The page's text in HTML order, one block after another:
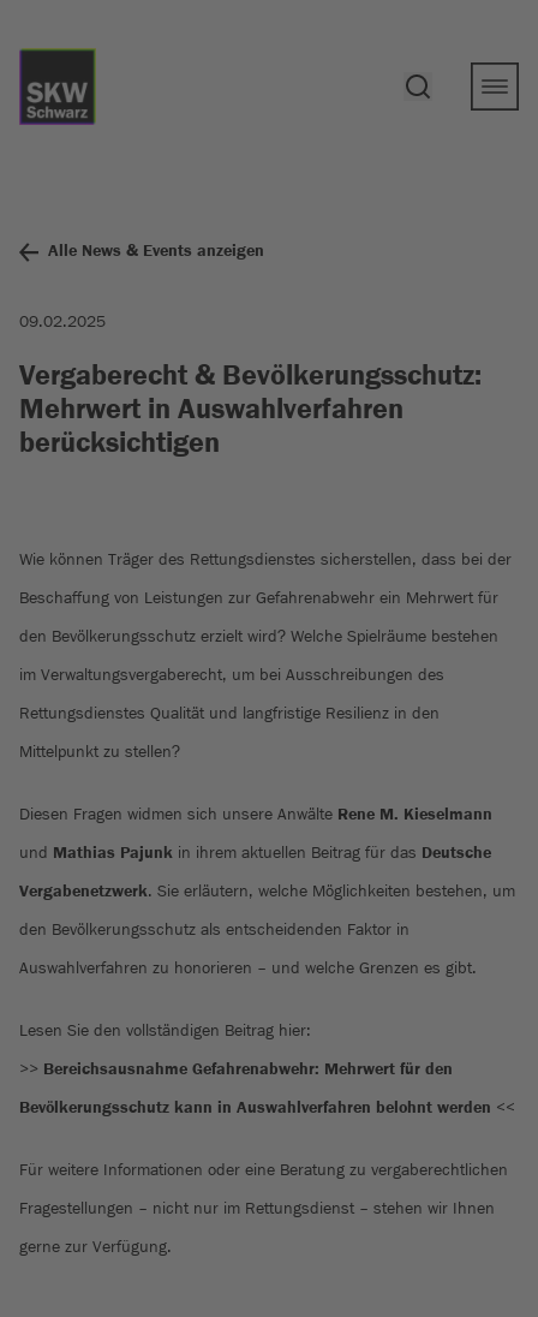
Alle News & Events anzeigen
09.02.2025
Vergaberecht & Bevölkerungsschutz:
Mehrwert in Auswahlverfahren
berücksichtigen
Wie können Träger des Rettungsdienstes sicherstellen, dass bei der
Beschaffung von Leistungen zur Gefahrenabwehr ein Mehrwert für
den Bevölkerungsschutz erzielt wird? Welche Spielräume bestehen
im Verwaltungsvergaberecht, um bei Ausschreibungen des
Rettungsdienstes Qualität und langfristige Resilienz in den
Mittelpunkt zu stellen?
Diesen Fragen widmen sich unsere Anwälte Rene M. Kieselmann
und Mathias Pajunk in ihrem aktuellen Beitrag für das Deutsche
Vergabenetzwerk. Sie erläutern, welche Möglichkeiten bestehen, um
den Bevölkerungsschutz als entscheidenden Faktor in
Auswahlverfahren zu honorieren – und welche Grenzen es gibt.
Lesen Sie den vollständigen Beitrag hier:
>> Bereichsausnahme Gefahrenabwehr: Mehrwert für den
Bevölkerungsschutz kann in Auswahlverfahren belohnt werden <<
Für weitere Informationen oder eine Beratung zu vergaberechtlichen
Fragestellungen – nicht nur im Rettungsdienst – stehen wir Ihnen
gerne zur Verfügung.